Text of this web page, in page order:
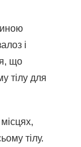
і
що
тілу для
тілу.